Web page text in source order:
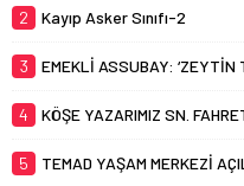
2 Kayıp Asker Sınıfı-2
3 EMEKLİ ASSUBAY: ‘ZEYTİN
4 KÖŞE YAZARIMIZ SN.
5 TEMAD YAŞAM MERKEZİ